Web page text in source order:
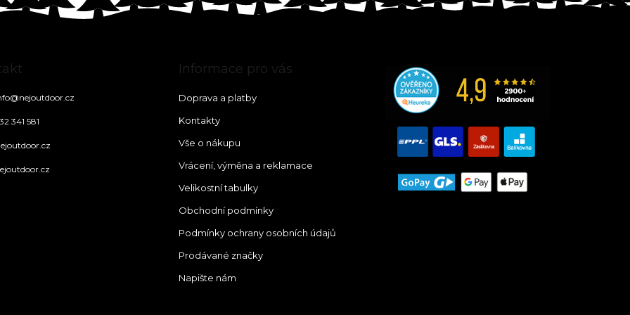
@nejoutdoor.cz
341 581
Informace pro vás
Doprava a platby
Kontakty
Vše o nákupu
Vrácení, výměna a reklamace
Velikostní tabulky
Obchodní podmínky
Podmínky ochrany osobních údajů
Prodávané značky
Napište nám